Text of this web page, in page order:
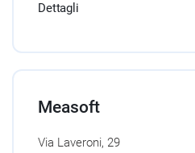
Dettagli
Measoft
Via Laveroni, 29